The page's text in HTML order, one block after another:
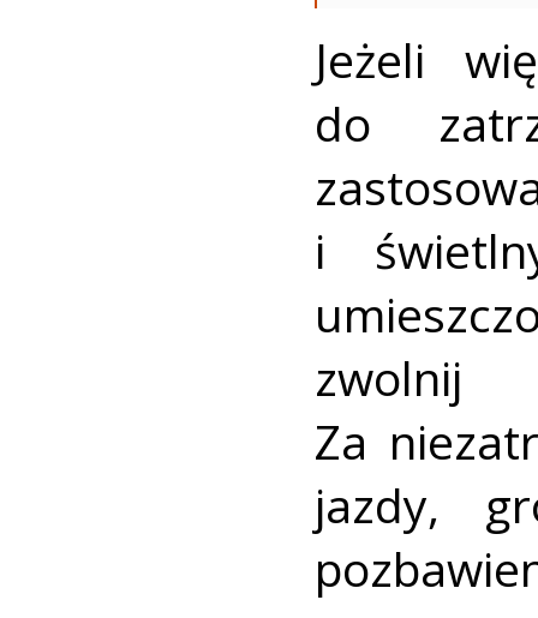
Jeżeli
do
i
Za
jazdy,